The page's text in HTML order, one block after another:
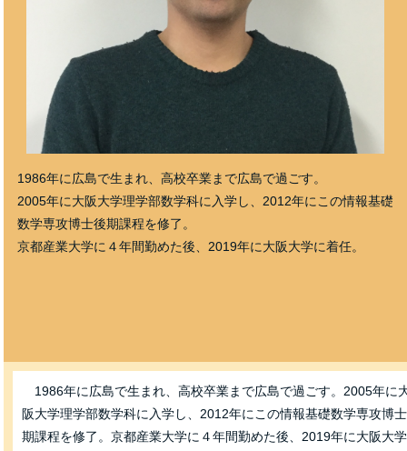
1986年に広島で生まれ、高校卒業まで広島で過ごす。
2005年に大阪大学理学部数学科に入学し、2012年にこの情報基礎
数学専攻博士後期課程を修了。
京都産業大学に４年間勤めた後、2019年に大阪大学に着任。
1986年に広島で生まれ、高校卒業まで広島で過ごす。2005年に
阪大学理学部数学科に入学し、2012年にこの情報基礎数学専攻博
期課程を修了。京都産業大学に４年間勤めた後、2019年に大阪大